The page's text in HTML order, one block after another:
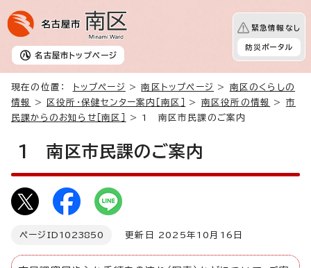
名古屋市 トップページ
緊急情報なし
防災ポータル
現在の位置： トップページ >南区トップページ > 南区のくらしの
情報
> 区役所・保健センター案内［南区］ > 南区役所の情報 > 市
民課からのお知らせ［南区］
> 1 南区市民課のご案内
1 南区市民課のご案内
ページID 1023850 更新日 2025年10月16日